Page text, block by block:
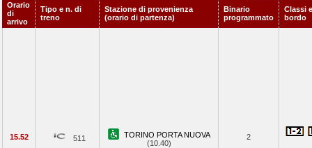
Orario
di
arrivo
Tipo e n. di
treno
Stazione di provenienza
(orario di partenza)
Binario
programmato
Classi
bordo
15.52 511
TORINO PORTA NUOVA
(10.40)
2